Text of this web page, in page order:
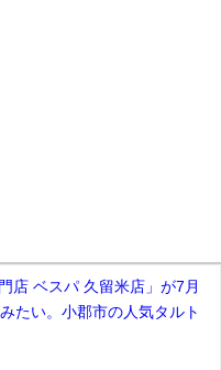
店 ベスパ 久留米店」が7月
たい。小郡市の人気タルト